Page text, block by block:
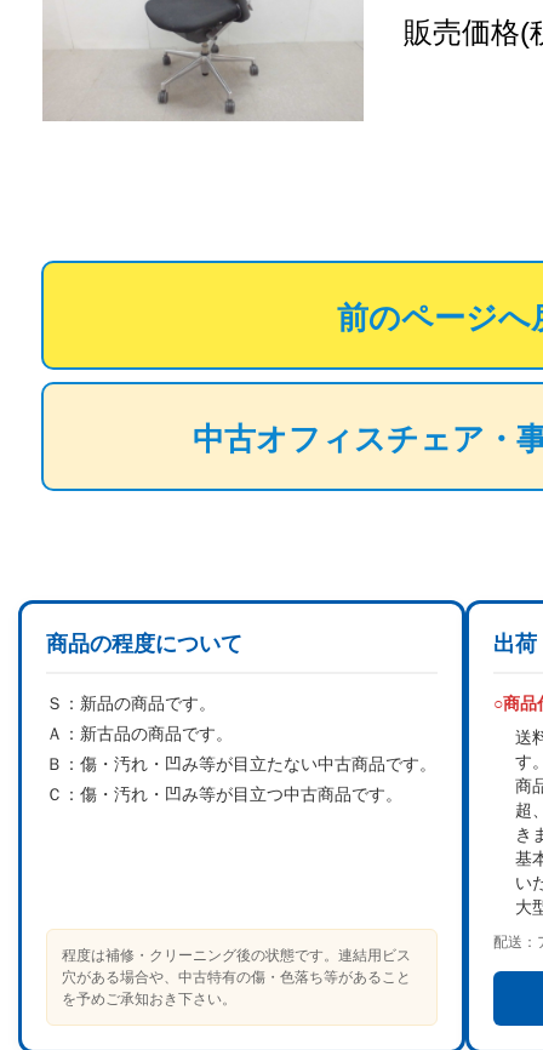
販売価格(
前のページへ
中古オフィスチェア・
商品の程度について
Ｓ： 新品の商品です。
Ａ： 新古品の商品です。
Ｂ： 傷・汚れ・凹み等が目立たない中古商品です。
Ｃ： 傷・汚れ・凹み等が目立つ中古商品です。
程度は補修・クリーニング後の状態です。連結用ビス
穴がある場合や、中古特有の傷・色落ち等があること
を予めご承知おき下さい。
出荷
○商品
送
す
商
超
き
基
い
大
配送：